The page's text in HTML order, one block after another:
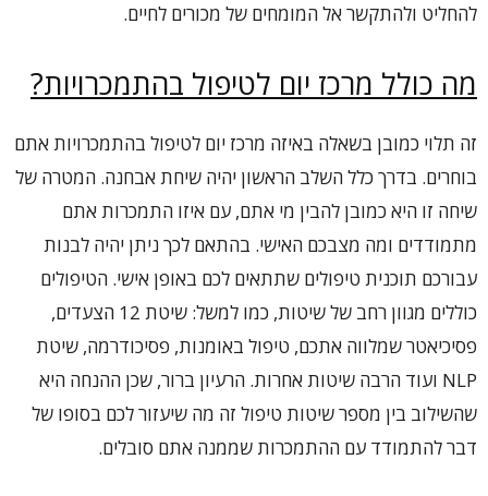
להחליט ולהתקשר אל המומחים של מכורים לחיים.
מה כולל מרכז יום לטיפול בהתמכרויות?
זה תלוי כמובן בשאלה באיזה מרכז יום לטיפול בהתמכרויות אתם
בוחרים. בדרך כלל השלב הראשון יהיה שיחת אבחנה. המטרה של
שיחה זו היא כמובן להבין מי אתם, עם איזו התמכרות אתם
מתמודדים ומה מצבכם האישי. בהתאם לכך ניתן יהיה לבנות
עבורכם תוכנית טיפולים שתתאים לכם באופן אישי. הטיפולים
כוללים מגוון רחב של שיטות, כמו למשל: שיטת 12 הצעדים,
פסיכיאטר שמלווה אתכם, טיפול באומנות, פסיכודרמה, שיטת
NLP ועוד הרבה שיטות אחרות. הרעיון ברור, שכן ההנחה היא
שהשילוב בין מספר שיטות טיפול זה מה שיעזור לכם בסופו של
דבר להתמודד עם ההתמכרות שממנה אתם סובלים.